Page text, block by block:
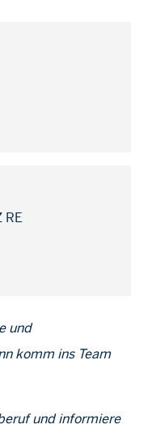
RE
und
komm ins Team
und informiere